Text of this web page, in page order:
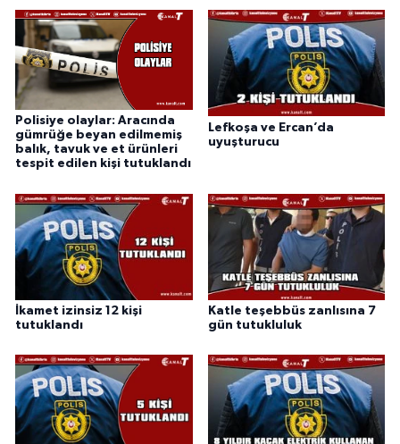
Polisiye olaylar: Aracında
gümrüğe beyan edilmemiş
balık, tavuk ve et ürünleri
tespit edilen kişi tutuklandı
Lefkoşa ve Ercan’da
uyuşturucu
İkamet izinsiz 12 kişi
tutuklandı
Katle teşebbüs zanlısına 7
gün tutukluluk